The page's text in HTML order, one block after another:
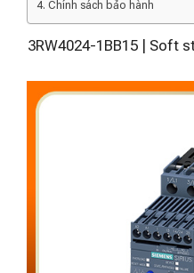
Chính sách bảo hành
3RW4024-1BB15 | Soft